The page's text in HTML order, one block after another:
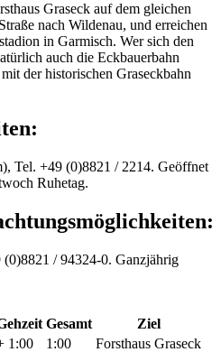
Graseck auf dem gleichen
nach Wildenau, und erreichen
in Garmisch. Wer sich den
auch die Eckbauerbahn
der historischen Graseckbahn
Tel. +49 (0)8821 / 2214. Geöffnet
Ruhetag.
/ 94324-0. Ganzjährig
Gesamt
Ziel
1:00 1:00
Forsthaus Graseck